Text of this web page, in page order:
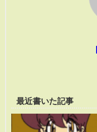
最近書いた記事